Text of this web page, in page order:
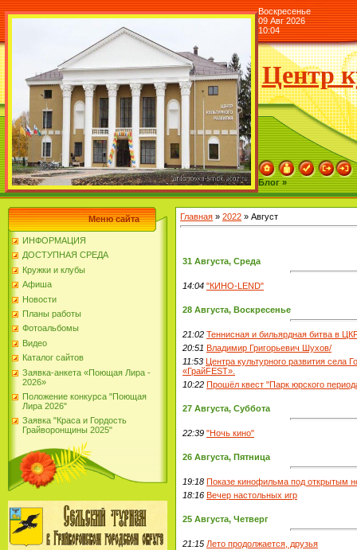
Воскресенье
09 Авг 2026
10:04
Центр
Блог »
Меню сайта
ИНФОРМАЦИЯ
ДОСТУПНАЯ СРЕДА
Кружки и клубы
Афиша
Новости
Планы работы
Фотоальбомы
Видео
Каталог сайтов
Заявка-анкета «Поющая Лира -
2026»
Положение конкурса "Поющая
Лира 2026"
Заявка "Краса и Гордость
Грайворонщины 2025"
Главная » 2022 » Август
31 Августа, Среда
14:04 "КИНО-LEND"
28 Августа, Воскресенье
21:02 Теннисная и бильярдная битва в
20:51 Владимир Григорьевич Шухов/
11:53
Центра культурного развития
«ГрайFESТ».
10:22 Прошёл квест "Парк юрского
27 Августа, Суббота
22:39 "Ночь кино"
26 Августа, Пятница
19:18 Показе кинофильма под открытым
18:16 Вечер настольных игр
25 Августа, Четверг
21:15 Лето продолжается, друзья